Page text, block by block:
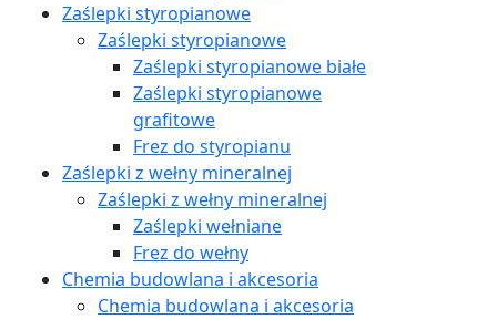
Zaślepki styropianowe
Zaślepki styropianowe
Zaślepki styropianowe białe
Zaślepki styropianowe
grafitowe
Frez do styropianu
Zaślepki z wełny mineralnej
Zaślepki z wełny mineralnej
Zaślepki wełniane
Frez do wełny
Chemia budowlana i akcesoria
Chemia budowlana i akcesoria